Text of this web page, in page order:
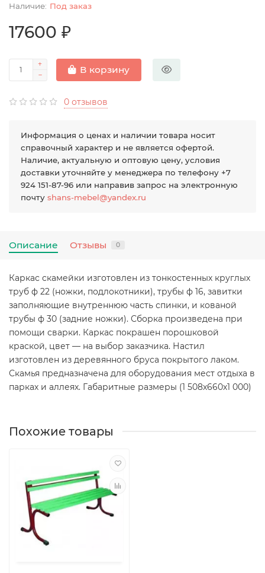
Под заказ
17600 ₽
В корзину
0 отзывов
Информация о ценах и наличии товара носит
справочный характер и не является офертой.
Наличие, актуальную и оптовую цену, условия
доставки уточняйте у менеджера по телефону +7
924 151-87-96 или направив запрос на электронную
почту shans-mebel@yandex.ru
Описание Отзывы 0
Каркас скамейки изготовлен из тонкостенных круглых
труб ф 22 (ножки, подлокотники), трубы ф 16, завитки
заполняющие внутреннюю часть спинки, и кованой
трубы ф 30 (задние ножки). Сборка произведена при
помощи сварки. Каркас покрашен порошковой
краской, цвет — на выбор заказчика. Настил
изготовлен из деревянного бруса покрытого лаком.
Скамья предназначена для оборудования мест отдыха в
парках и аллеях. Габаритные размеры (1 508х660х1 000)
Похожие товары